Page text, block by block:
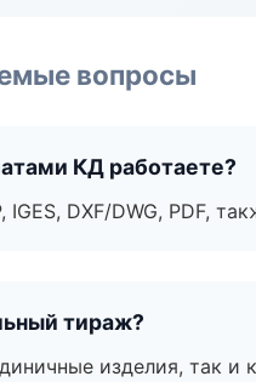
вопросы
КД работаете?
DXF/DWG, PDF,
тираж?
изделия, так и